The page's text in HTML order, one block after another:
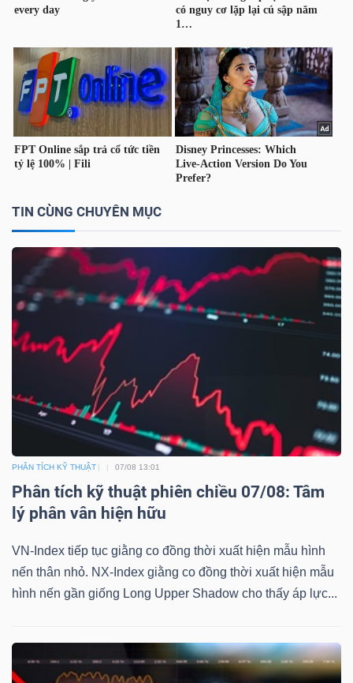
TIN CÙNG CHUYÊN MỤC
PHÂN TÍCH KỸ THUẬT 07/08 13:01
Phân tích kỹ thuật phiên chiều 07/08: Tâm
lý phân vân hiện hữu
VN-Index tiếp tục giằng co đồng thời xuất hiện mẫu hình
nến thân nhỏ. NX-Index giằng co đồng thời xuất hiện mẫu
hình nến gần giống Long Upper Shadow cho thấy áp lực...